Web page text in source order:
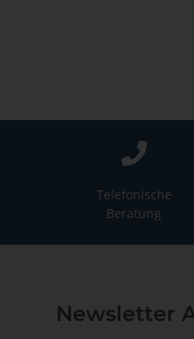
Telefonische
Beratung
Newsletter